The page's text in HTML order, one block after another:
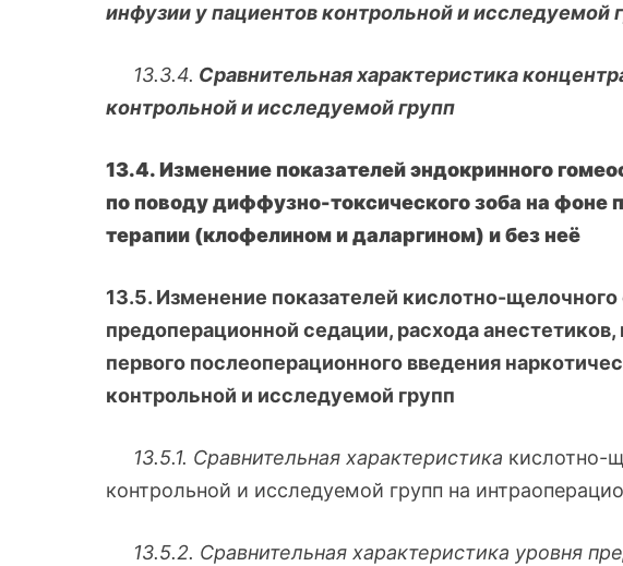
инфузии у пациентов контрольной и исследуемой
13.3.4. Сравнительная характеристика
контрольной и исследуемой групп
13.4. Изменение показателей эндокринного
по поводу диффузно-токсического зоба на фоне
терапии (клофелином и даларгином) и без неё
13.5. Изменение показателей кислотно-щелочного
предоперационной седации, расхода
первого послеоперационного введения
контрольной и исследуемой групп
13.5.1. Сравнительная характеристика кислотно-
контрольной и исследуемой групп на
13.5.2. Сравнительная характеристика уровня